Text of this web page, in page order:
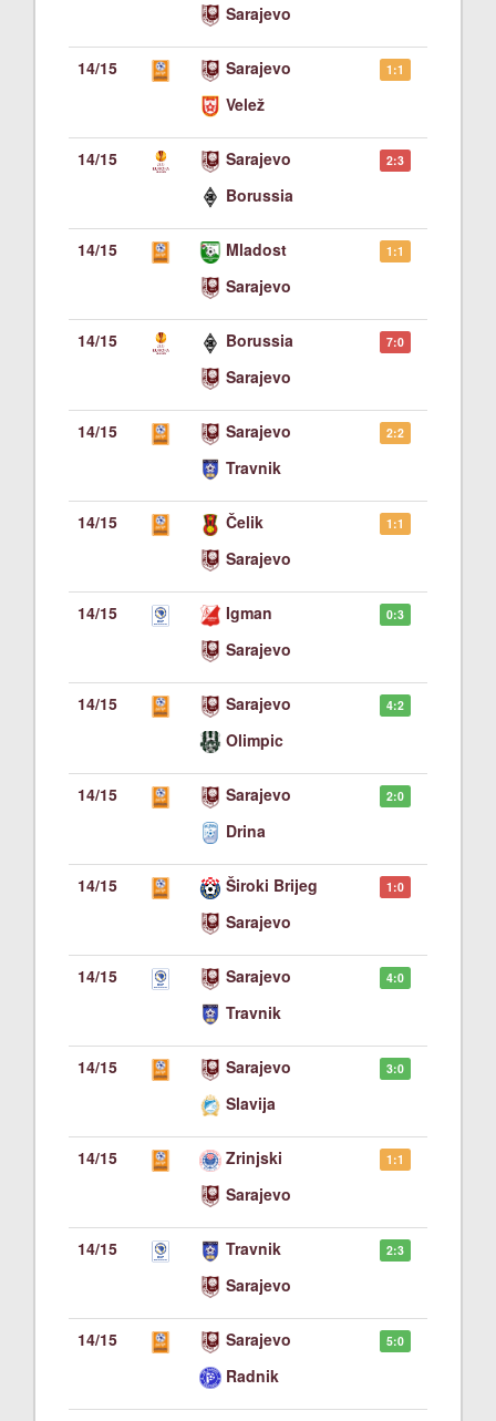
Sarajevo
14/15
Sarajevo
Velež
1:1
14/15
Sarajevo
Borussia
2:3
14/15
Mladost
Sarajevo
1:1
14/15
Borussia
Sarajevo
7:0
14/15
Sarajevo
Travnik
2:2
14/15
Čelik
Sarajevo
1:1
14/15
Igman
Sarajevo
0:3
14/15
Sarajevo
Olimpic
4:2
14/15
Sarajevo
Drina
2:0
14/15
Široki Brijeg
Sarajevo
1:0
14/15
Sarajevo
Travnik
4:0
14/15
Sarajevo
Slavija
3:0
14/15
Zrinjski
Sarajevo
1:1
14/15
Travnik
Sarajevo
2:3
14/15
Sarajevo
Radnik
5:0